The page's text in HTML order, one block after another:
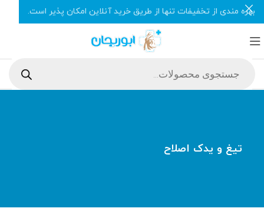
تیغ و یدک اصلاح
بهره مندی از تخفیفات تنها از طریق خرید آنلاین امکان پذیر است.